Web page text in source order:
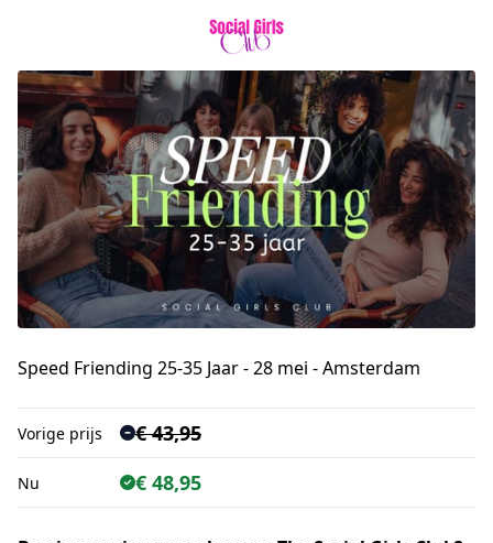
Speed Friending 25-35 Jaar - 28 mei - Amsterdam
Vorige prijs € 43,95
Nu € 48,95